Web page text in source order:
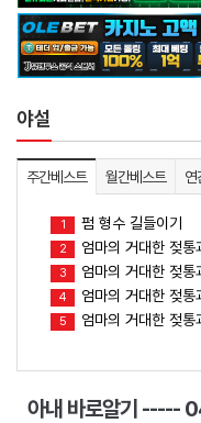
야설
주간베스트 월간베스트 연
1 펌 형수 길들이기
2 엄마의 거대한 젖
3 엄마의 거대한 젖
4 엄마의 거대한 젖
5 엄마의 거대한 젖
아내 바로알기 -----